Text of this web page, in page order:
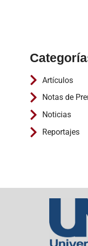
Artículos
Notas de
Noticias
Reportajes